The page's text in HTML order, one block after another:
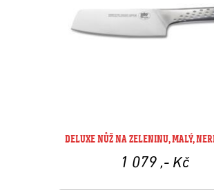
DELUXE NŮŽ NA ZELENINU, MALÝ,
1 079 ,- Kč